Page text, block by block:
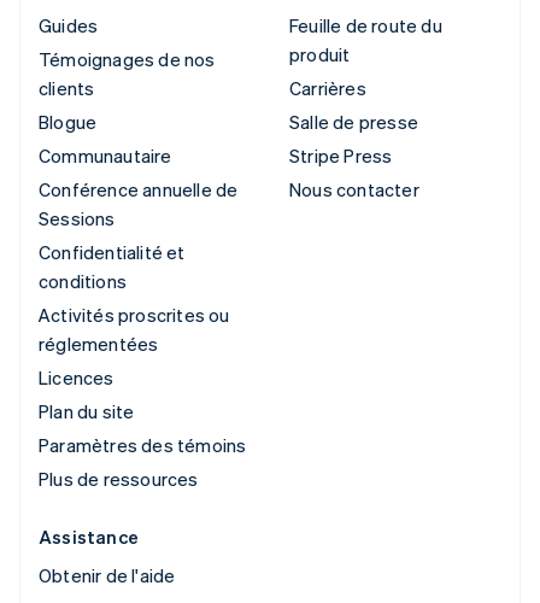
Guides
Témoignages de nos
clients
Blogue
Communautaire
Conférence annuelle de
Sessions
Confidentialité et
conditions
Activités proscrites ou
réglementées
Licences
Plan du site
Paramètres des témoins
Plus de ressources
Feuille de route du
produit
Carrières
Salle de presse
Stripe Press
Nous contacter
Assistance
Obtenir de l'aide